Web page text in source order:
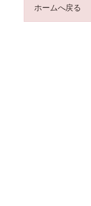
ホームへ戻る